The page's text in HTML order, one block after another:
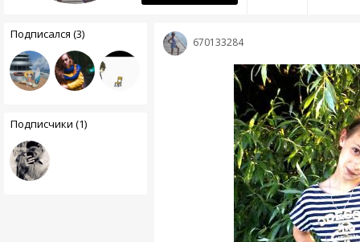
Подписался (3)
Подписчики (1)
670133284